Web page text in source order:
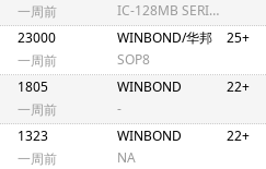
一周前
IC-128MB SERIAL FLASH MEMORY SO8W
23000
一周前
WINBOND/华邦
SOP8
25+
1805
一周前
WINBOND
-
22+
1323
一周前
WINBOND
NA
22+